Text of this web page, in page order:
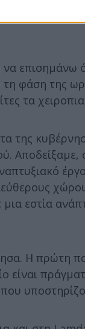
επισημάνω
τη φάση της
τα
της
εστία
Η πρώτη
είναι